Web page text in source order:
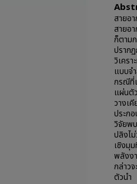
สายอ
สายอ
ก็ตาม
ปราก
วิเคร
แบบจ
กรณีที่
แผ่นตั
วางเ
ประก
วิจัยพ
ปลิงไ
เชิงมุ
พลังง
กล่าว
ตัวนำ